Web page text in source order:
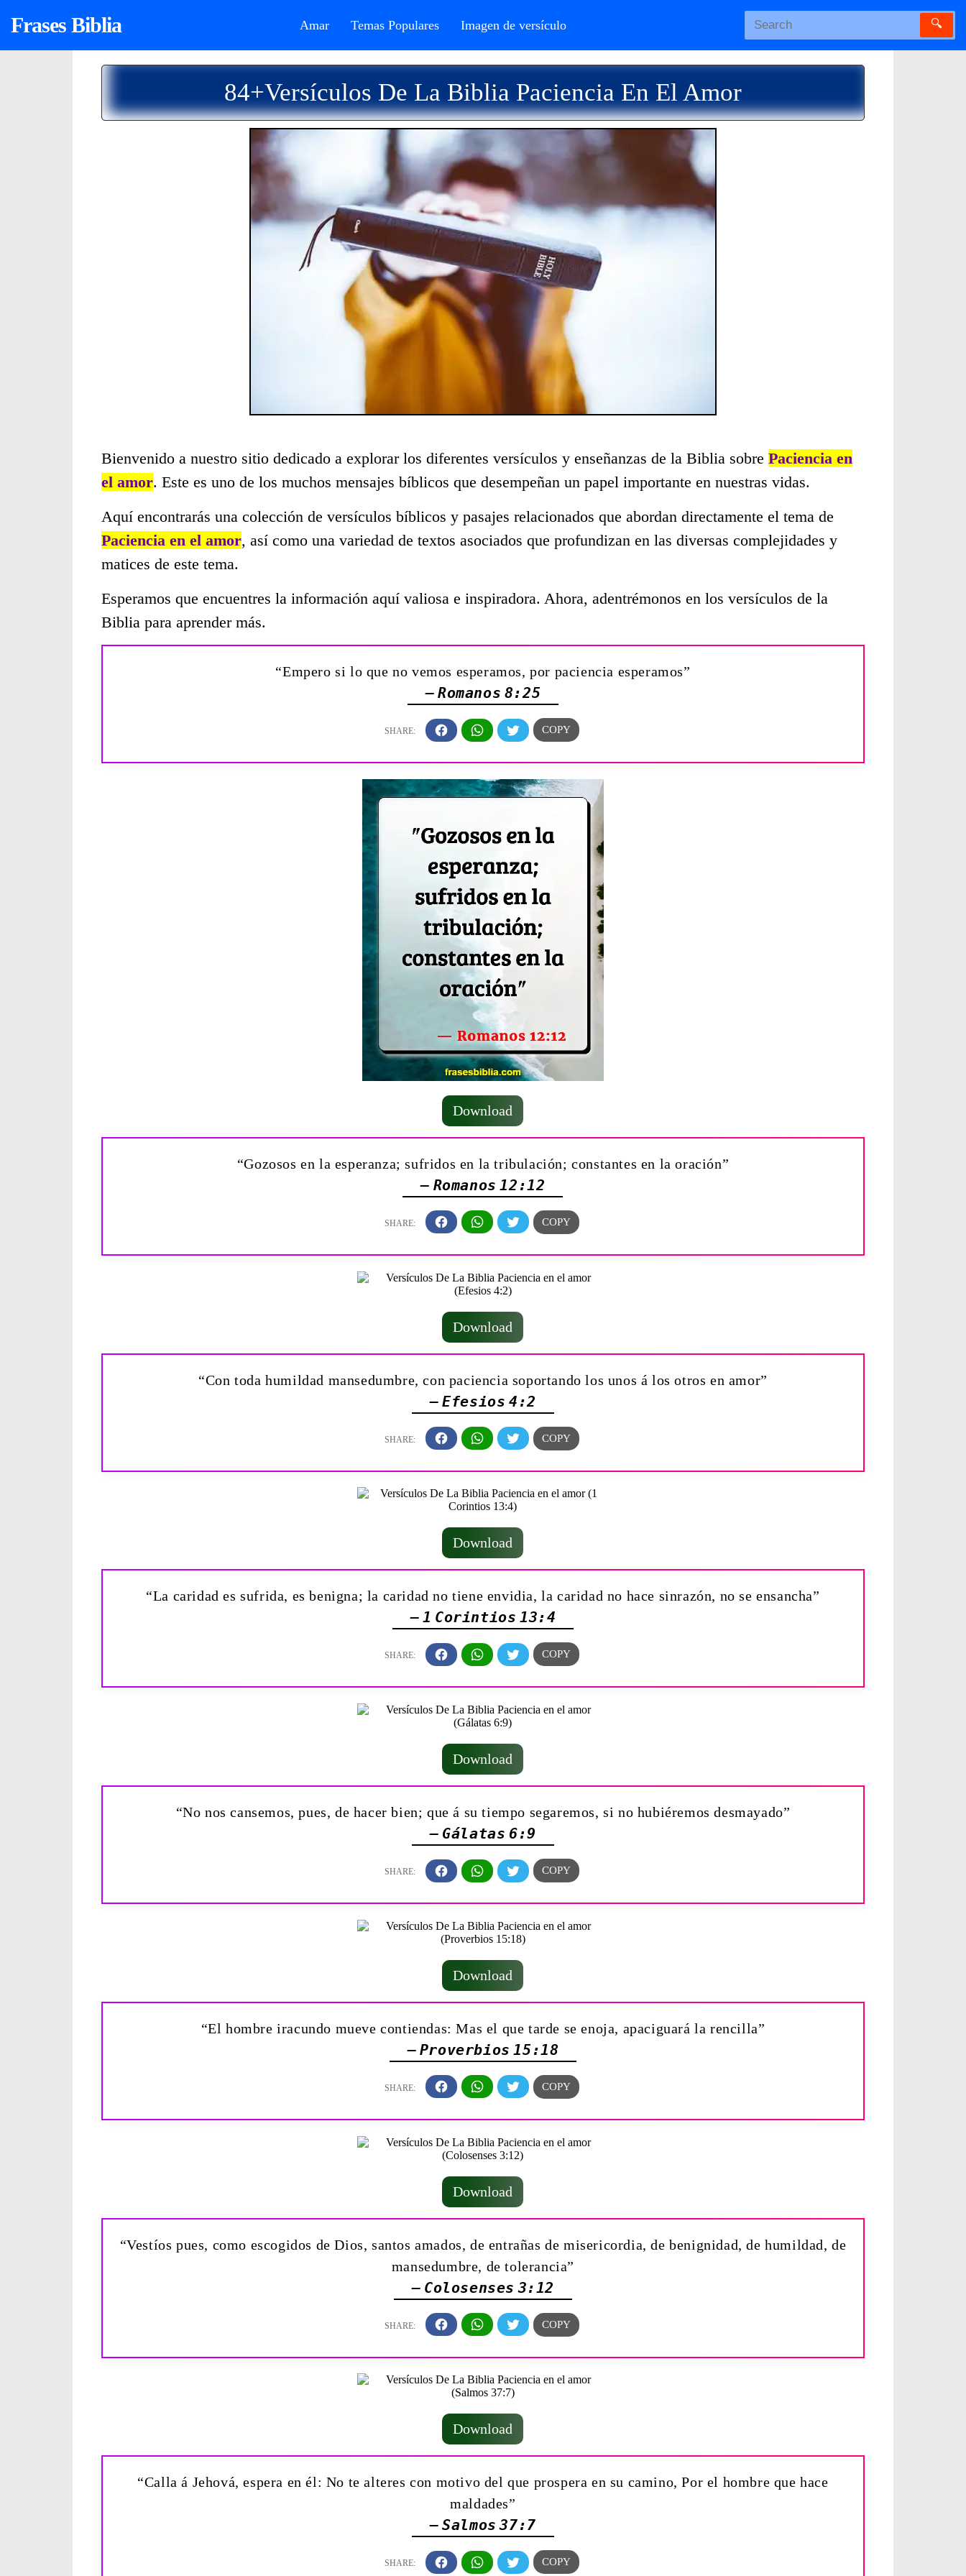
Frases Biblia Amar Temas Populares Imagen de versículo 🔍
84+Versículos De La Biblia Paciencia En El Amor
Bienvenido a nuestro sitio dedicado a explorar los diferentes versículos y enseñanzas de la Biblia sobre Paciencia en
el amor. Este es uno de los muchos mensajes bíblicos que desempeñan un papel importante en nuestras vidas.
Aquí encontrarás una colección de versículos bíblicos y pasajes relacionados que abordan directamente el tema de
Paciencia en el amor, así como una variedad de textos asociados que profundizan en las diversas complejidades y
matices de este tema.
Esperamos que encuentres la información aquí valiosa e inspiradora. Ahora, adentrémonos en los versículos de la
Biblia para aprender más.
“Empero si lo que no vemos esperamos, por paciencia esperamos”
— Romanos 8:25
Download
“Gozosos en la esperanza; sufridos en la tribulación; constantes en la oración”
— Romanos 12:12
Download
“Con toda humildad mansedumbre, con paciencia soportando los unos á los otros en amor”
— Efesios 4:2
Download
“La caridad es sufrida, es benigna; la caridad no tiene envidia, la caridad no hace sinrazón, no se ensancha”
— 1 Corintios 13:4
Download
“No nos cansemos, pues, de hacer bien; que á su tiempo segaremos, si no hubiéremos desmayado”
— Gálatas 6:9
Download
“El hombre iracundo mueve contiendas: Mas el que tarde se enoja, apaciguará la rencilla”
— Proverbios 15:18
Download
“Vestíos pues, como escogidos de Dios, santos amados, de entrañas de misericordia, de benignidad, de humildad, de
mansedumbre, de tolerancia”
— Colosenses 3:12
Download
“Calla á Jehová, espera en él: No te alteres con motivo del que prospera en su camino, Por el hombre que hace
maldades”
— Salmos 37:7